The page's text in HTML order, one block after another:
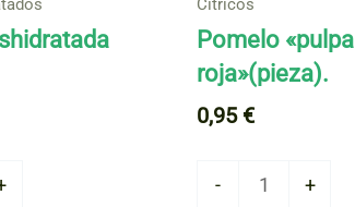
Cítricos
Pomelo «pulpa
roja»(pieza).
0,95 €
-
Pomelo
+